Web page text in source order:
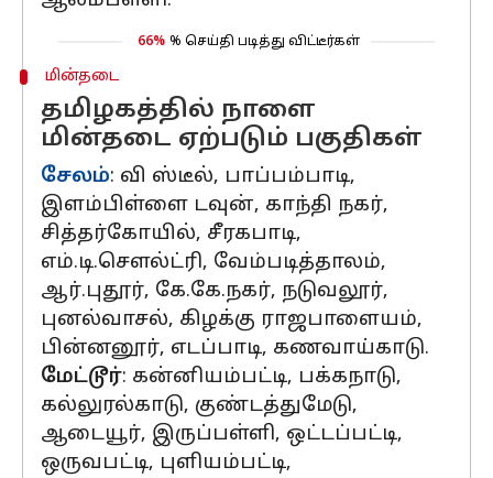
66% % செய்தி படித்து விட்டீர்கள்
மின்தடை
தமிழகத்தில் நாளை
மின்தடை ஏற்படும் பகுதிகள்
சேலம்: வி ஸ்டீல், பாப்பம்பாடி,
இளம்பிள்ளை டவுன், காந்தி நகர்,
சித்தர்கோயில், சீரகபாடி,
எம்.டி.சௌல்ட்ரி, வேம்படித்தாலம்,
ஆர்.புதூர், கே.கே.நகர், நடுவலூர்,
புனல்வாசல், கிழக்கு ராஜபாளையம்,
பின்னனூர், எடப்பாடி, கணவாய்காடு.
மேட்டூர்: கன்னியம்பட்டி, பக்கநாடு,
கல்லுரல்காடு, குண்டத்துமேடு,
ஆடையூர், இருப்பள்ளி, ஒட்டப்பட்டி,
ஒருவபட்டி, புளியம்பட்டி,